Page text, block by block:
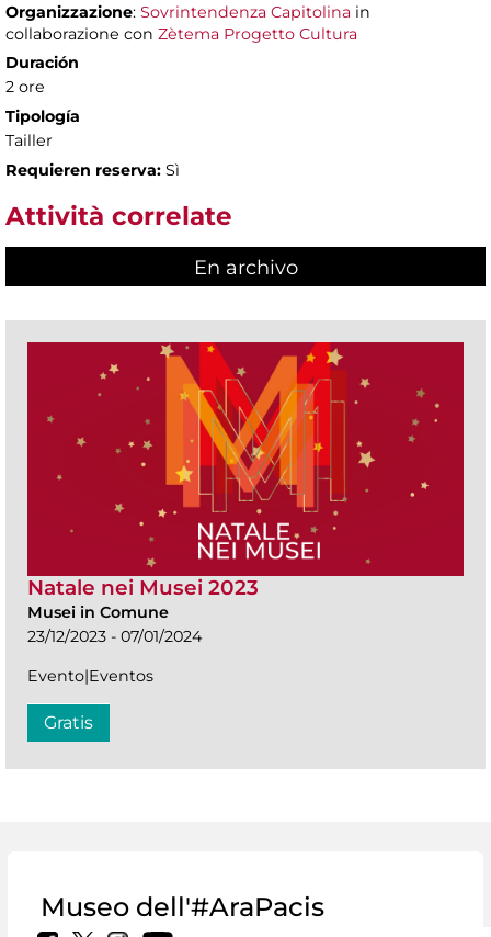
Organizzazione: Sovrintendenza Capitolina in
collaborazione con Zètema Progetto Cultura
Duración
2 ore
Tipología
Tailler
Requieren reserva: Sì
Attività correlate
En archivo
Natale nei Musei 2023
Musei in Comune
23/12/2023 - 07/01/2024
Evento|Eventos
Gratis
Museo dell'#AraPacis